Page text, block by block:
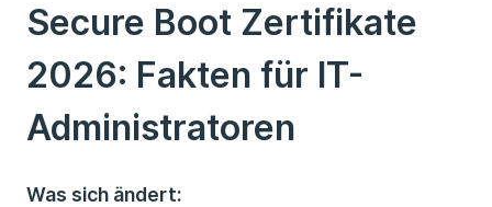
Secure Boot Zertifikate
2026: Fakten für IT-
Administratoren
Was sich ändert: